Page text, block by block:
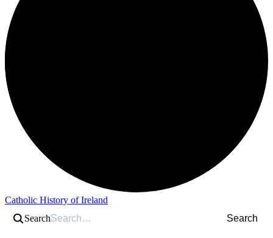
Catholic History of Ireland
Search
Search